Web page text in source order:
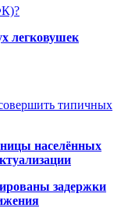
легковушек
типичных
населённых
задержки